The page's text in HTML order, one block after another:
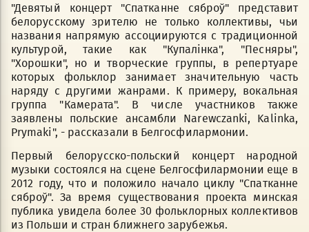
"Девятый концерт "Спатканне сяброў" представит
белорусскому зрителю не только коллективы, чьи
названия напрямую ассоциируются с традиционной
культурой, такие как "Купалінка", "Песняры",
"Хорошки", но и творческие группы, в репертуаре
которых фольклор занимает значительную часть
наряду с другими жанрами. К примеру, вокальная
группа "Камерата". В числе участников также
заявлены польские ансамбли Narewczanki, Kalinka,
Prymaki", - рассказали в Белгосфилармонии.
Первый белорусско-польский концерт народной
музыки состоялся на сцене Белгосфилармонии еще в
2012 году, что и положило начало циклу "Спатканне
сяброў". За время существования проекта минская
публика увидела более 30 фольклорных коллективов
из Польши и стран ближнего зарубежья.